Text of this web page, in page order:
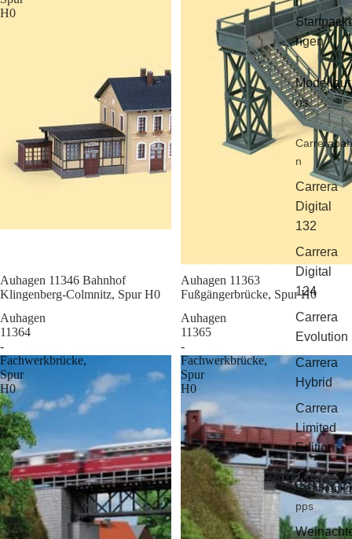
ngen
Modellaut
os
Carrerabah
n
Carrera
Digital
132
Carrera
Digital
124
Carrera
Evolution
Carrera
Hybrid
Carrera
Limited
Edition
Geschenkti
pps
H0
Sale
Auhagen 11346 Bahnhof
Klingenberg-Colmnitz, Spur H0
Sale
Auhagen 11363
Fußgängerbrücke, Spur H0
Auhagen
11364
-
Fachwerkbrücke,
Spur
H0
Auhagen
11365
-
Fachwerkbrücke,
Spur
H0